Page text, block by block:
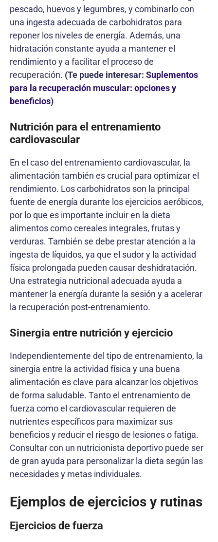
pescado, huevos y legumbres, y combinarlo con
una ingesta adecuada de carbohidratos para
reponer los niveles de energía. Además, una
hidratación constante ayuda a mantener el
rendimiento y a facilitar el proceso de
recuperación. (Te puede interesar: Suplementos
para la recuperación muscular: opciones y
beneficios)
Nutrición para el entrenamiento
cardiovascular
En el caso del entrenamiento cardiovascular, la
alimentación también es crucial para optimizar el
rendimiento. Los carbohidratos son la principal
fuente de energía durante los ejercicios aeróbicos,
por lo que es importante incluir en la dieta
alimentos como cereales integrales, frutas y
verduras. También se debe prestar atención a la
ingesta de líquidos, ya que el sudor y la actividad
física prolongada pueden causar deshidratación.
Una estrategia nutricional adecuada ayuda a
mantener la energía durante la sesión y a acelerar
la recuperación post-entrenamiento.
Sinergia entre nutrición y ejercicio
Independientemente del tipo de entrenamiento, la
sinergia entre la actividad física y una buena
alimentación es clave para alcanzar los objetivos
de forma saludable. Tanto el entrenamiento de
fuerza como el cardiovascular requieren de
nutrientes específicos para maximizar sus
beneficios y reducir el riesgo de lesiones o fatiga.
Consultar con un nutricionista deportivo puede ser
de gran ayuda para personalizar la dieta según las
necesidades y metas individuales.
Ejemplos de ejercicios y rutinas
Ejercicios de fuerza